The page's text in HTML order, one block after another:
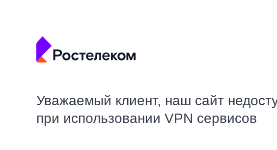
Уважаемый клиент, наш сайт
при использовании VPN сервисов